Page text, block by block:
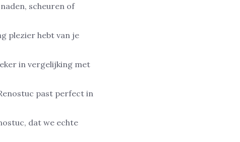
scheuren of
plezier hebt van je
in vergelijking met
past perfect in
dat we echte